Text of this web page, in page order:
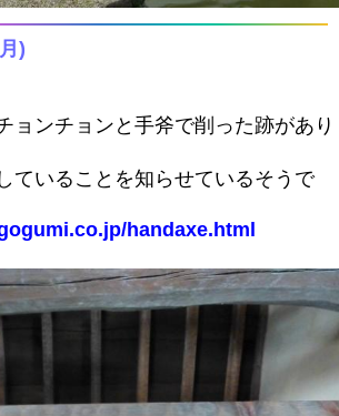
)
ョンチョンと手斧で削った跡があり
ていることを知らせているそうで
handaxe.html